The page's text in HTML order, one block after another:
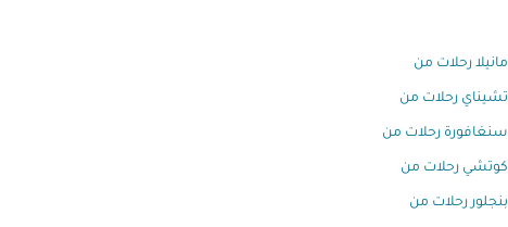
مانيلا رحلات من
تشيناي رحلات من
سنغافورة رحلات من
كوتشي رحلات من
بنجلور رحلات من